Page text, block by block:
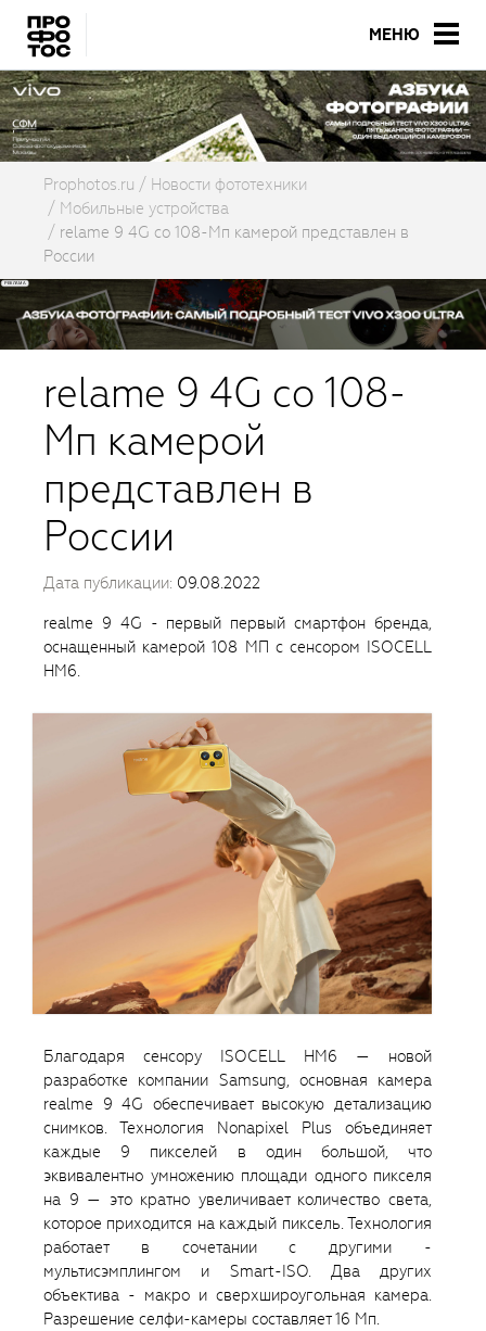
МЕНЮ
Prophotos.ru
Новости фототехники
Мобильные устройства
relame 9 4G со 108-Мп камерой представлен в
России
relame 9 4G со 108-
Мп камерой
представлен в
России
Дата публикации: 09.08.2022
realme 9 4G - первый первый смартфон бренда,
оснащенный камерой 108 МП с сенсором ISOCELL
HM6.
Благодаря сенсору ISOCELL HM6 — новой
разработке компании Samsung, основная камера
realme 9 4G обеспечивает высокую детализацию
снимков. Технология Nonapixel Plus объединяет
каждые 9 пикселей в один большой, что
эквивалентно умножению площади одного пикселя
на 9 — это кратно увеличивает количество света,
которое приходится на каждый пиксель. Технология
работает в сочетании с другими -
мультисэмплингом и Smart-ISO. Два других
объектива - макро и сверхшироугольная камера.
Разрешение селфи-камеры составляет 16 Мп.